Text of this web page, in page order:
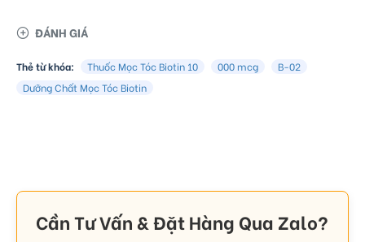
ĐÁNH GIÁ
Thẻ từ khóa: Thuốc Mọc Tóc Biotin 10 000 mcg
B-02
Dưỡng Chất Mọc Tóc Biotin
Cần Tư Vấn & Đặt Hàng Qua Zalo?